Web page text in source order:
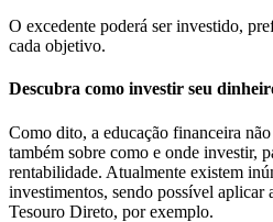
O excedente poderá ser investido,
cada objetivo.
Descubra como investir seu
Como dito, a educação financeira
também sobre como e onde investir,
rentabilidade. Atualmente existem
investimentos, sendo possível aplicar
Tesouro Direto, por exemplo.